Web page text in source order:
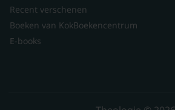
Recent verschenen
Boeken van KokBoekencentrum
E-books